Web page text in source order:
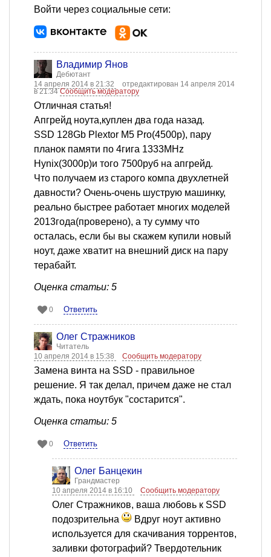
Войти через социальные сети:
Владимир Янов
Дебютант
14 апреля 2014 в 21:32
отредактирован 14 апреля 2014
в 21:34Сообщить модератору
Отличная статья!
Апгрейд ноута,куплен два года назад.
SSD 128Gb Plextor M5 Pro(4500р), пару
планок памяти по 4гига 1333MHz
Hynix(3000р)и того 7500руб на апгрейд.
Что получаем из старого компа двухлетней
давности? Очень-очень шуструю машинку,
реально быстрее работает многих моделей
2013года(проверено), а ту сумму что
осталась, если бы вы скажем купили новый
ноут, даже хватит на внешний диск на пару
терабайт.
Оценка статьи: 5
0 Ответить
Олег Стражников
Читатель
10 апреля 2014 в 15:38
Сообщить модератору
Замена винта на SSD - правильное
решение. Я так делал, причем даже не стал
ждать, пока ноутбук "состарится".
Оценка статьи: 5
0 Ответить
Олег Банцекин
Грандмастер
10 апреля 2014 в 16:10
Сообщить модератору
Олег Стражников, ваша любовь к SSD
подозрительна
Вдруг ноут активно
используется для скачивания торрентов,
заливки фотографий? Твердотельник